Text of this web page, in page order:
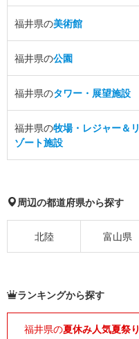
福井県の美術館
福井県の公園
福井県のタワー・展望施設
福井県の牧場・レジャー＆リ
ゾート施設
周辺の都道府県から探す
北陸 富山県
ランキングから探す
福井県の夏休み人気夏祭り